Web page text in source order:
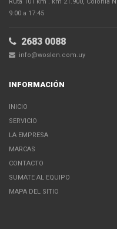
9:00 a 17:45
2683 0088
info@woslen.com.uy
INFORMACIÓN
INICIO
SERVICIO
LA EMPRESA
MARCAS
CONTACTO
SUMATE AL EQUIPO
MAPA DEL SITIO